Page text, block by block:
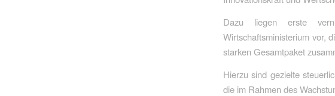
Dazu liegen erste
Wirtschaftsministerium vor,
starken Gesamtpaket
Hierzu sind gezielte
die im Rahmen des